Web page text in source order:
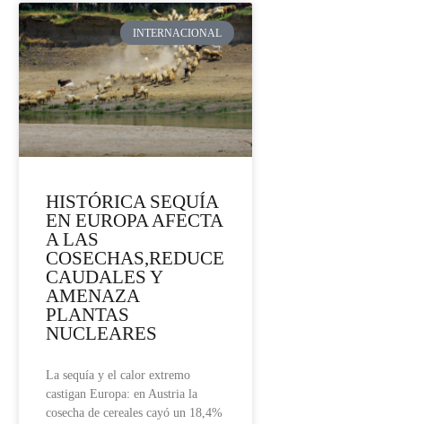
INTERNACIONAL
HISTÓRICA SEQUÍA
EN EUROPA AFECTA
A LAS
COSECHAS,REDUCE
CAUDALES Y
AMENAZA
PLANTAS
NUCLEARES
La sequía y el calor extremo
castigan Europa: en Austria la
cosecha de cereales cayó un 18,4%